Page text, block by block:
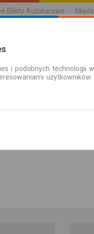
Bilety Autokarowe
Rozkład Jazdy | Bilety
Pokaż rozkład
i podobnych technologii